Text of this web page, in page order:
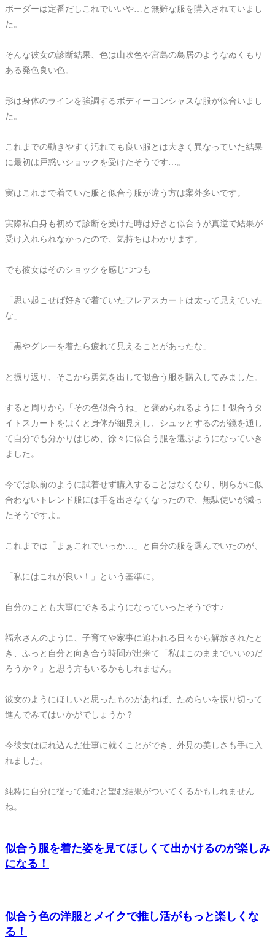
ボーダーは定番だしこれでいいや…と無難な服を購入されていまし
た。
そんな彼女の診断結果、色は山吹色や宮島の鳥居のようなぬくもり
ある発色良い色。
形は身体のラインを強調するボディーコンシャスな服が似合いまし
た。
これまでの動きやすく汚れても良い服とは大きく異なっていた結果
に最初は戸惑いショックを受けたそうです…。
実はこれまで着ていた服と似合う服が違う方は案外多いです。
実際私自身も初めて診断を受けた時は好きと似合うが真逆で結果が
受け入れられなかったので、気持ちはわかります。
でも彼女はそのショックを感じつつも
「思い起こせば好きで着ていたフレアスカートは太って見えていた
な」
「黒やグレーを着たら疲れて見えることがあったな」
と振り返り、そこから勇気を出して似合う服を購入してみました。
すると周りから「その色似合うね」と褒められるように！似合うタ
イトスカートをはくと身体が細見えし、シュッとするのが鏡を通し
て自分でも分かりはじめ、徐々に似合う服を選ぶようになっていき
ました。
今では以前のように試着せず購入することはなくなり、明らかに似
合わないトレンド服には手を出さなくなったので、無駄使いが減っ
たそうですよ。
これまでは「まぁこれでいっか…」と自分の服を選んでいたのが、
「私にはこれが良い！」という基準に。
自分のことも大事にできるようになっていったそうです♪
福永さんのように、子育てや家事に追われる日々から解放されたと
き、ふっと自分と向き合う時間が出来て「私はこのままでいいのだ
ろうか？」と思う方もいるかもしれません。
彼女のようにほしいと思ったものがあれば、ためらいを振り切って
進んでみてはいかがでしょうか？
今彼女はほれ込んだ仕事に就くことができ、外見の美しさも手に入
れました。
純粋に自分に従って進むと望む結果がついてくるかもしれません
ね。
似合う服を着た姿を見てほしくて出かけるのが楽しみ
になる！
似合う色の洋服とメイクで推し活がもっと楽しくな
る！